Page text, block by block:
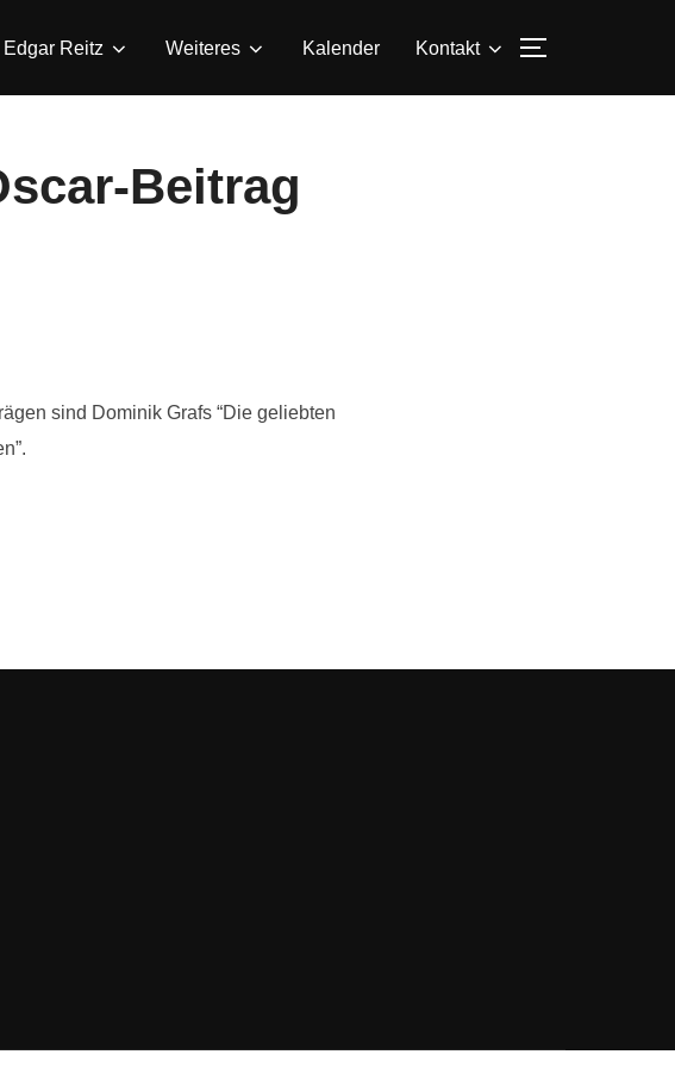
Edgar Reitz Weiteres Kalender Kontakt
Beitrag
sind Dominik Grafs “Die geliebten